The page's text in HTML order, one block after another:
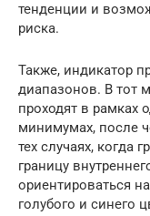
тенденции и
риска.
Также, индикатор
диапазонов. В тот
проходят в рамках
минимумах, после
тех случаях, когда
границу
ориентироваться
голубого и синего